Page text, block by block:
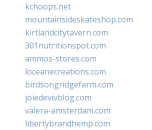
kchoops.net
mountainsideskateshop.com
kirtlandcitytavern.com
301nutritionspot.com
ammos-stores.com
loceanecreations.com
birdsongridgefarm.com
joiedevivblog.com
valera-amsterdam.com
libertybrandhemp.com